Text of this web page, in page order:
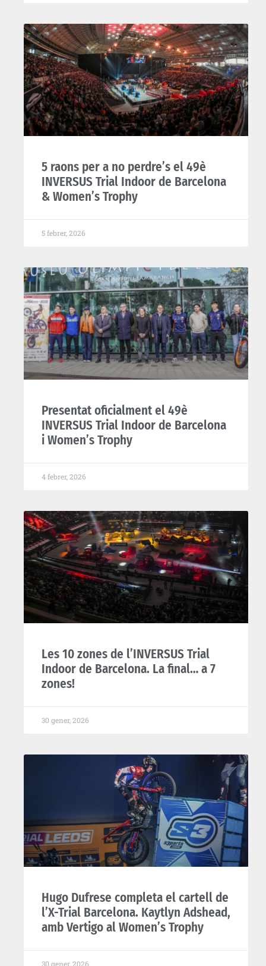
5 raons per a no perdre’s el 49è
INVERSUS Trial Indoor de Barcelona
& Women’s Trophy
5 febrer, 2026
Presentat oficialment el 49è
INVERSUS Trial Indoor de Barcelona
i Women’s Trophy
4 febrer, 2026
Les 10 zones de l’INVERSUS Trial
Indoor de Barcelona. La final… a 7
zones!
30 gener, 2026
Hugo Dufrese completa el cartell de
l’X-Trial Barcelona. Kaytlyn Adshead,
amb Vertigo al Women’s Trophy
30 gener, 2026